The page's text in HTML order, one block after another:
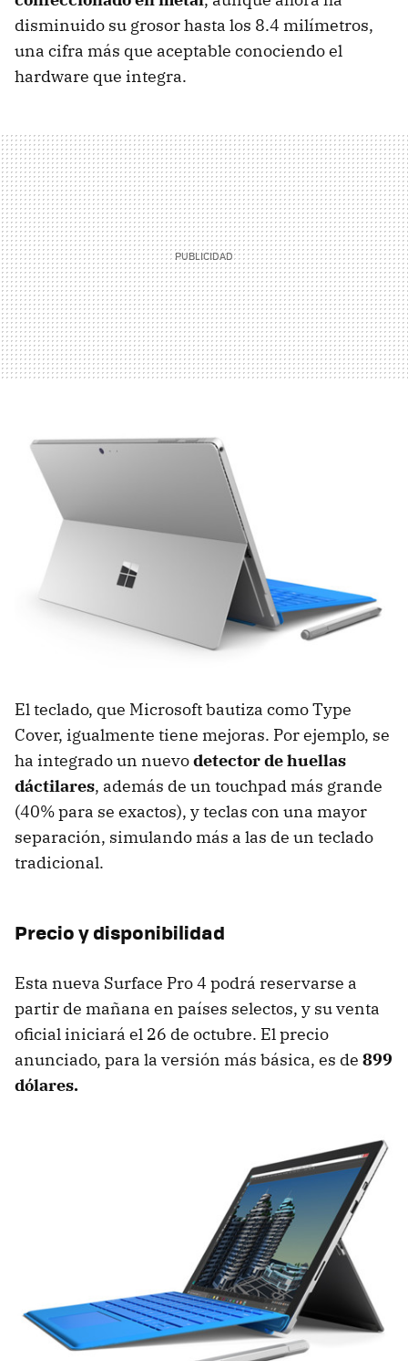
disminuido su grosor hasta los 8.4 milímetros,
una cifra más que aceptable conociendo el
hardware que integra.
El teclado, que Microsoft bautiza como Type
Cover, igualmente tiene mejoras. Por ejemplo, se
ha integrado un nuevodetector de huellas
dáctilares, además de un touchpad más grande
(40% para se exactos), y teclas con una mayor
separación, simulando más a las de un teclado
tradicional.
Precio y disponibilidad
Esta nueva Surface Pro 4 podrá reservarse a
partir de mañana en países selectos, y su venta
oficial iniciará el 26 de octubre. El precio
anunciado, para la versión más básica, es de 899
dólares.